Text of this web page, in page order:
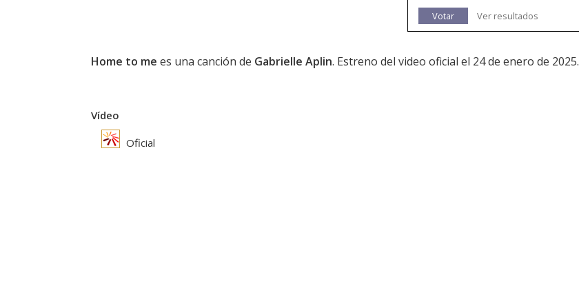
Votar
Ver resultados
Home to me es una canción de Gabrielle Aplin. Estreno del video oficial el 24 de enero de 2025.
Vídeo
Oficial